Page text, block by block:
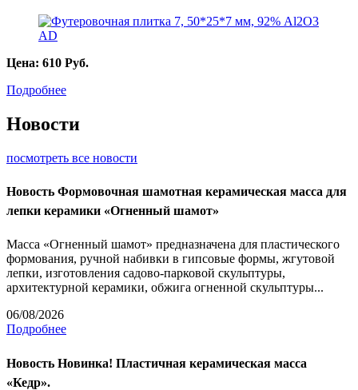
Цена: 610 Руб.
Подробнее
Новости
посмотреть все новости
Новость Формовочная шамотная керамическая масса для
лепки керамики «Огненный шамот»
Масса «Огненный шамот» предназначена для пластического
формования, ручной набивки в гипсовые формы, жгутовой
лепки, изготовления садово-парковой скульптуры,
архитектурной керамики, обжига огненной скульптуры...
06/08/2026
Подробнее
Новость Новинка! Пластичная керамическая масса
«Кедр».